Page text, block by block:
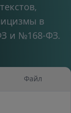
в
и №168-ФЗ.
Файл